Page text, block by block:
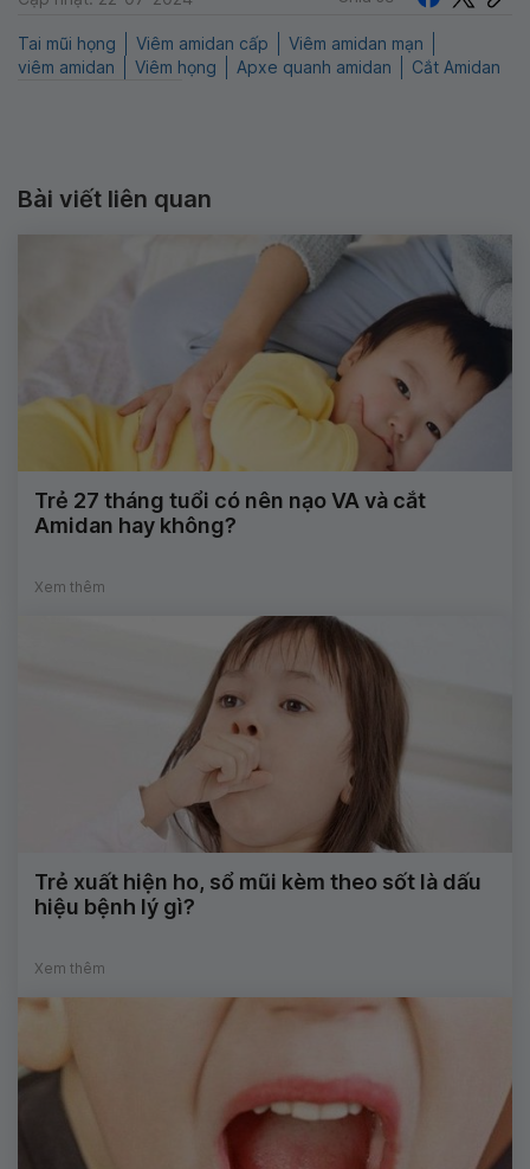
Tai mũi họng Viêm amidan cấp
Viêm amidan mạn
viêm amidan
Viêm họng Apxe quanh amidan Cắt Amidan
Bài viết liên quan
Trẻ 27 tháng tuổi có nên nạo VA và cắt
Amidan hay không?
Xem thêm
Trẻ xuất hiện ho, sổ mũi kèm theo sốt là dấu
hiệu bệnh lý gì?
Xem thêm